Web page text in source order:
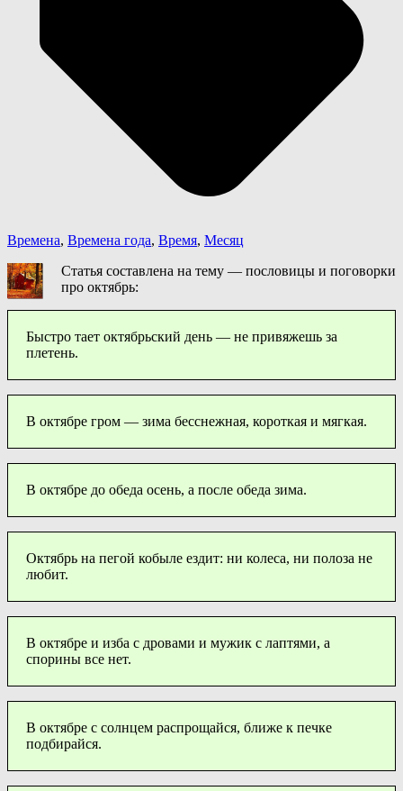
Времена, Времена года, Время, Месяц
Статья составлена на тему — пословицы и поговорки
про октябрь:
Быстро тает октябрьский день — не привяжешь за
плетень.
В октябре гром — зима бесснежная, короткая и мягкая.
В октябре до обеда осень, а после обеда зима.
Октябрь на пегой кобыле ездит: ни колеса, ни полоза не
любит.
В октябре и изба с дровами и мужик с лаптями, а
спорины все нет.
В октябре с солнцем распрощайся, ближе к печке
подбирайся.